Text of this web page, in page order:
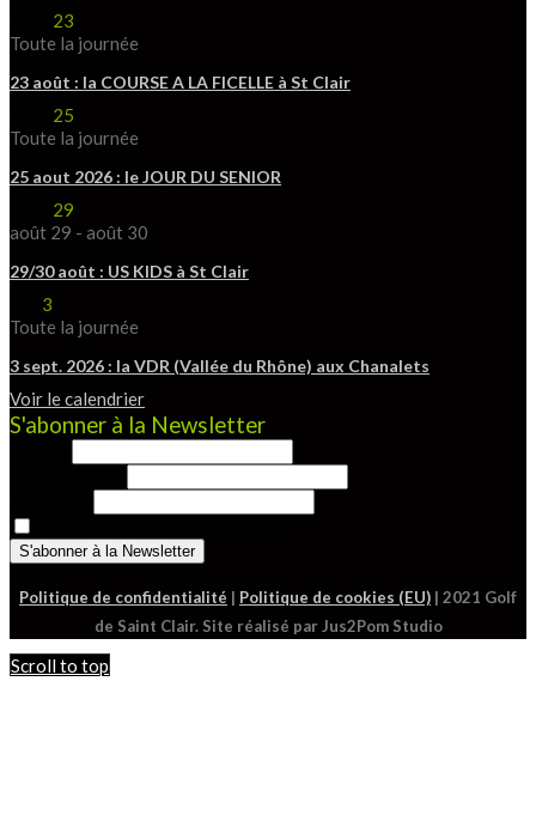
23
Toute la journée
23 août : la COURSE A LA FICELLE à St Clair
25
Toute la journée
25 aout 2026 : le JOUR DU SENIOR
29
août 29 - août 30
29/30 août : US KIDS à St Clair
3
Toute la journée
3 sept. 2026 : la VDR (Vallée du Rhône) aux Chanalets
Voir le calendrier
S'abonner à la Newsletter
Politique de confidentialité | Politique de cookies (EU) | 2021 Golf
de Saint Clair. Site réalisé par Jus2Pom Studio
Scroll to top